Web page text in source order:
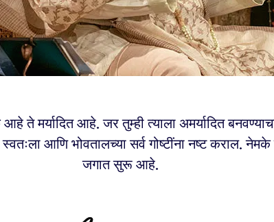
ते मर्यादित आहे. जर तुम्ही त्याला अमर्यादित
आणि भोवतालच्या सर्व गोष्टींना नष्ट कराल.
जगात सुरू आहे.